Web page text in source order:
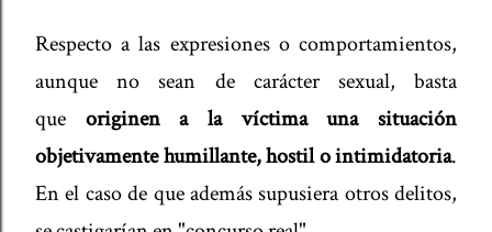
Respecto a las expresiones o comportamientos,
aunque no sean de carácter sexual, basta
que originen a la víctima una situación
objetivamente humillante, hostil o intimidatoria.
En el caso de que además supusiera otros delitos,